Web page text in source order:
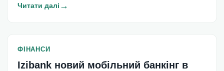
Читати далі →
ФІНАНСИ
Izibank новий мобільний банкінг в